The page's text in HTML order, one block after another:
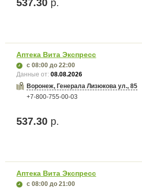
537.30 р.
Аптека Вита Экспресс
с 08:00 до 22:00
Данные от:08.08.2026
Воронеж, Генерала Лизюкова ул., 85
+7-800-755-00-03
537.30 р.
Аптека Вита Экспресс
с 08:00 до 21:00